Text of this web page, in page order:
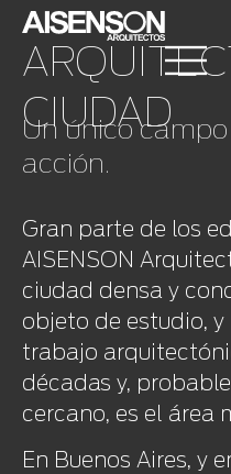
CIUDAD
Un único campo
acción.
Gran parte de los
AISENSON
ciudad densa y
objeto de estudio, y
trabajo
décadas y,
cercano, es el área
En Buenos Aires, y